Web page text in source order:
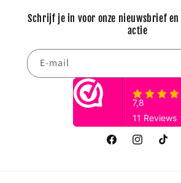
Schrijf je in voor onze nieuwsbrief en
actie
E‑mail
FacebookInstagramTikTok